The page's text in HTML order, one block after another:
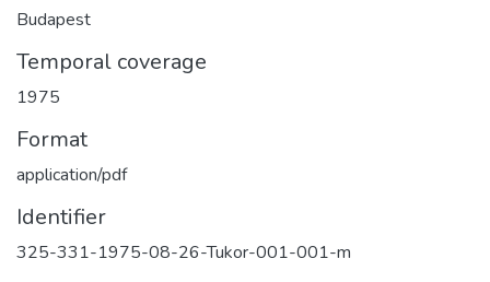
Budapest
Temporal coverage
1975
Format
application/pdf
Identifier
325-331-1975-08-26-Tukor-001-001-m